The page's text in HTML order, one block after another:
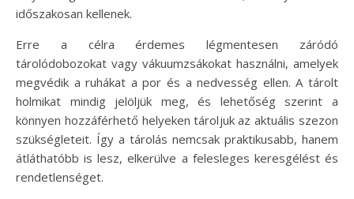
időszakosan kellenek.
Erre a célra érdemes légmentesen záródó
tárolódobozokat vagy vákuumzsákokat használni, amelyek
megvédik a ruhákat a por és a nedvesség ellen. A tárolt
holmikat mindig jelöljük meg, és lehetőség szerint a
könnyen hozzáférhető helyeken tároljuk az aktuális szezon
szükségleteit. Így a tárolás nemcsak praktikusabb, hanem
átláthatóbb is lesz, elkerülve a felesleges keresgélést és
rendetlenséget.